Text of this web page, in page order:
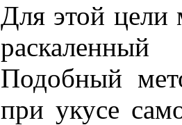
Для этой цели
Подобный
при укусе